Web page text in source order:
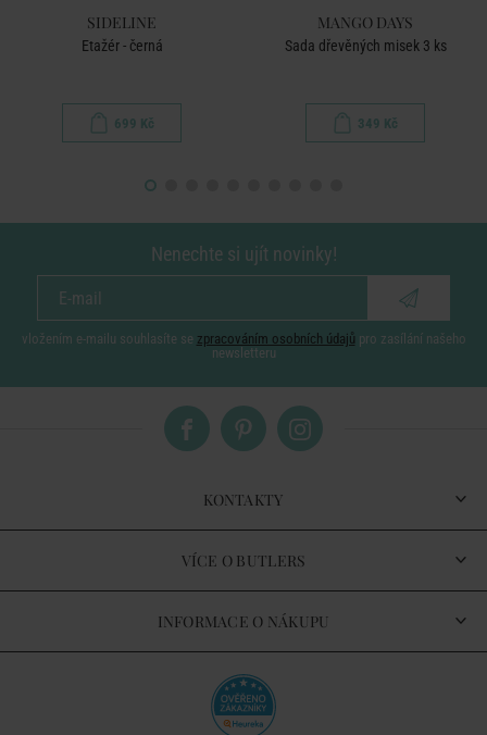
SIDELINE
Etažér - černá
699 Kč
MANGO DAYS
Sada dřevěných misek 3 ks
349 Kč
Nenechte si ujít novinky!
vložením e-mailu souhlasíte se zpracováním osobních údajů pro zasílání našeho
newsletteru
KONTAKTY
VÍCE O BUTLERS
INFORMACE O NÁKUPU